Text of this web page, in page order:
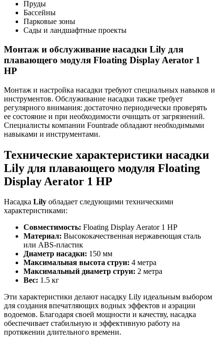
Пруды
Бассейны
Парковые зоны
Сады и ландшафтные проекты
Монтаж и обслуживание насадки Lily для
плавающего модуля Floating Display Aerator 1
HP
Монтаж и настройка насадки требуют специальных навыков и
инструментов. Обслуживание насадки также требует
регулярного внимания: достаточно периодически проверять
ее состояние и при необходимости очищать от загрязнений.
Специалисты компании Fountrade обладают необходимыми
навыками и инструментами.
Технические характеристики насадки
Lily для плавающего модуля Floating
Display Aerator 1 HP
Насадка Lily обладает следующими техническими
характеристиками:
Совместимость: Floating Display Aerator 1 HP
Материал: Высококачественная нержавеющая сталь
или ABS-пластик
Диаметр насадки: 150 мм
Максимальная высота струи: 4 метра
Максимальный диаметр струи: 2 метра
Вес: 1.5 кг
Эти характеристики делают насадку Lily идеальным выбором
для создания впечатляющих водных эффектов и аэрации
водоемов. Благодаря своей мощности и качеству, насадка
обеспечивает стабильную и эффективную работу на
протяжении длительного времени.